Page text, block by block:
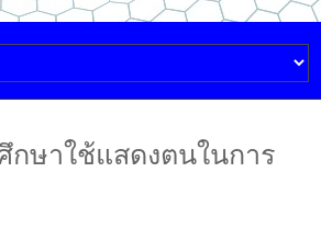
ษาใช้แสดงตนในการ